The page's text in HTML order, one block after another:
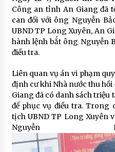
Công an tỉnh An Giang đã
can đối với ông Nguyễn
UBND TP Long Xuyên, An
hành lệnh bắt ông Nguyễn
điều tra.
Liên quan vụ án vi phạm
định cư khi Nhà nước thu
Giang đã có danh sách triệu
để phục vụ điều tra. Trong
tịch UBND TP Long Xuyên
Nguyễn